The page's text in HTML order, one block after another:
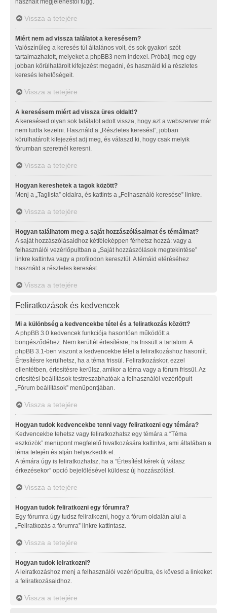
Vissza a tetejére
Miért nem ad vissza találatot a keresésem?
Valószínűleg a keresés túl általános volt, és sok gyakori szót
tartalmazhatott, melyeket a phpBB3 nem indexel. Próbálj meg egy
jobban körülhatárolt kifejezést megadni, és használd ki a részletes
keresés lehetőségeit.
Vissza a tetejére
A keresésem miért ad vissza üres oldalt!?
A keresésed olyan sok találatot adott vissza, hogy azt a webszerver már
nem tudta kezelni. Használd a „Részletes keresést”, jobban
körülhatárolt kifejezést adj meg, és válaszd ki, hogy csak melyik
fórumban szeretnél keresni.
Vissza a tetejére
Hogyan kereshetek a tagok között?
Menj a „Taglista” oldalra, és kattints a „Felhasználó keresése” linkre.
Vissza a tetejére
Hogyan találhatom meg a saját hozzászólásaimat és témáimat?
A saját hozzászólásaidhoz kétféleképpen férhetsz hozzá: vagy a
felhasználói vezérlőpultban a „Saját hozzászólások megtekintése”
linkre kattintva vagy a profilodon keresztül. A témáid eléréséhez
használd a részletes keresést.
Vissza a tetejére
Feliratkozások és kedvencek
Mi a különbség a kedvencekbe tétel és a feliratkozás között?
A phpBB 3.0 kedvencek funkciója hasonlóan működött a
böngésződéhez. Nem kerültél értesítésre, ha frissült a tartalom. A
phpBB 3.1-ben viszont a kedvencekbe tétel a feliratkozáshoz hasonlít.
Értesítésre kerülhetsz, ha a téma frissül. Feliratkozáskor, ezzel
ellentétben, értesítésre kerülsz, amikor a téma vagy a fórum frissül. Az
értesítési beállítások testreszabhatóak a felhasználói vezérlőpult
„Fórum beállítások” menüpontjában.
Vissza a tetejére
Hogyan tudok kedvencekbe tenni vagy feliratkozni egy témára?
Kedvencekbe tehetsz vagy feliratkozhatsz egy témára a “Téma
eszközök” menüpont megfelelő hivatkozására kattintva, ami általában a
téma tetején és alján helyezkedik el.
A témára úgy is feliratkozhatsz, ha a “Értesítést kérek új válasz
érkezésekor” opció bejelölésével küldesz új hozzászólást.
Vissza a tetejére
Hogyan tudok feliratkozni egy fórumra?
Egy fórumra úgy tudsz feliratkozni, hogy a fórum oldalán alul a
„Feliratkozás a fórumra” linkre kattintasz.
Vissza a tetejére
Hogyan tudok leiratkozni?
A leiratkozáshoz menj a felhasználói vezérlőpultra, és kövesd a linkeket
a feliratkozásaidhoz.
Vissza a tetejére